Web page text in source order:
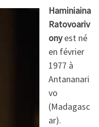
Haminiaina
Ratovoariv
onyest né
en février
1977 à
Antananari
vo
(Madagasc
ar).